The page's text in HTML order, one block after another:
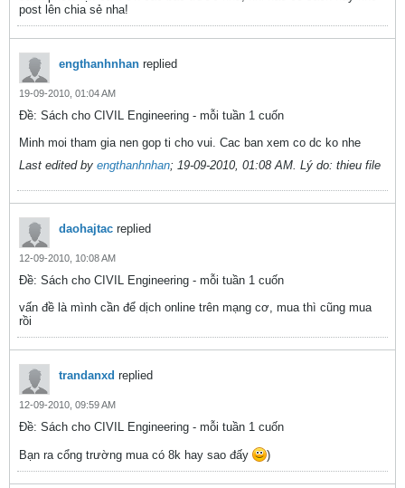
post lên chia sẻ nha!
engthanhnhan replied
19-09-2010, 01:04 AM
Ðề: Sách cho CIVIL Engineering - mỗi tuần 1 cuốn
Minh moi tham gia nen gop ti cho vui. Cac ban xem co dc ko nhe
Last edited by engthanhnhan; 19-09-2010, 01:08 AM. Lý do: thieu file
daohajtac replied
12-09-2010, 10:08 AM
Ðề: Sách cho CIVIL Engineering - mỗi tuần 1 cuốn
vấn đề là mình cần để dịch online trên mạng cơ, mua thì cũng mua
rồi
trandanxd replied
12-09-2010, 09:59 AM
Ðề: Sách cho CIVIL Engineering - mỗi tuần 1 cuốn
Bạn ra cổng trường mua có 8k hay sao đấy )